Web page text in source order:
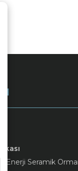
Enerji Seramik